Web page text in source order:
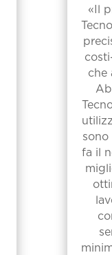
«Il
che
sono
fa il